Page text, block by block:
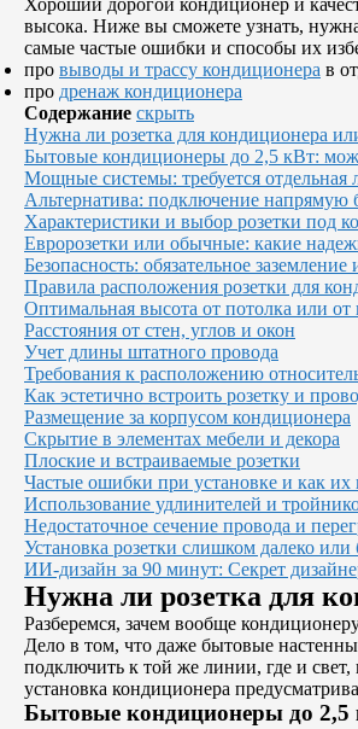
Хороший дорогой кондиционер и
высока. Ниже вы сможете узнать,
самые частые ошибки и способы их
про выводы и трассу кондиционера в
про дренаж кондиционера
Содержание скрыть
Нужна ли розетка для кондиционера
Бытовые кондиционеры до 2,5 кВт:
Мощные системы: требуется отдельная
Альтернатива: подключение напрямую
Характеристики и выбор розетки под
Евророзетки или обычные: какие
Безопасность: обязательное
Правила расположения розетки для
Оптимальная высота от потолка или от
Расстояния от стен, углов и окон
Учет длины штатного провода
Требования к расположению
Как эстетично встроить розетку и
Размещение за корпусом кондиционера
Скрытие в элементах мебели и декора
Плоские и встраиваемые розетки
Частые ошибки при установке и как их
Использование удлинителей и
Недостаточное сечение провода и
Установка розетки слишком далеко
ИИ-дизайн за 90 минут: Секрет
Нужна ли розетка для
Разберемся, зачем вообще
Дело в том, что даже бытовые
подключить к той же линии, где и
установка кондиционера
Бытовые кондиционеры до 2,5